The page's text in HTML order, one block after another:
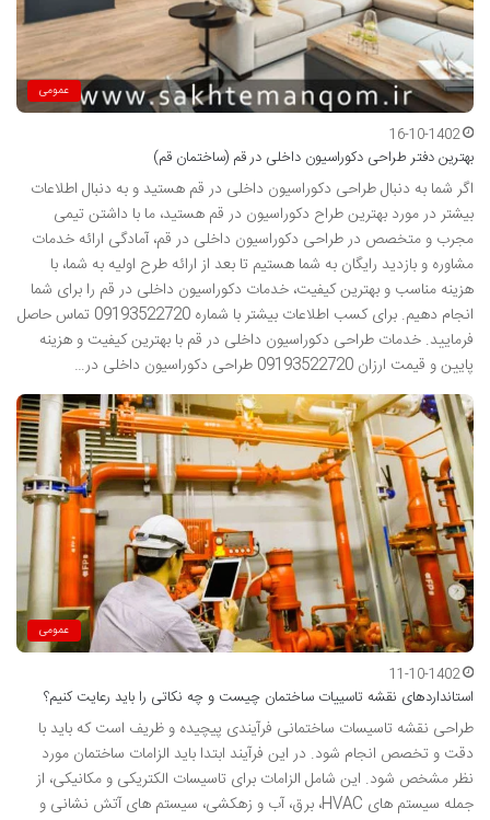
عمومی
16-10-1402
بهترین دفتر طراحی دکوراسیون داخلی در قم (ساختمان قم)
اگر شما به دنبال طراحی دکوراسیون داخلی در قم هستید و به دنبال اطلاعات
بیشتر در مورد بهترین طراح دکوراسیون در قم هستید، ما با داشتن تیمی
مجرب و متخصص در طراحی دکوراسیون داخلی در قم، آمادگی ارائه خدمات
مشاوره و بازدید رایگان به شما هستیم تا بعد از ارائه طرح اولیه به شما، با
هزینه مناسب و بهترین کیفیت، خدمات دکوراسیون داخلی در قم را برای شما
انجام دهیم. برای کسب اطلاعات بیشتر با شماره 09193522720 تماس حاصل
فرمایید. خدمات طراحی دکوراسیون داخلی در قم با بهترین کیفیت و هزینه
پایین و قیمت ارزان 09193522720 طراحی دکوراسیون داخلی در…
عمومی
11-10-1402
استانداردهای نقشه تاسییات ساختمان چیست و چه نکاتی را باید رعایت کنیم؟
طراحی نقشه تاسیسات ساختمانی فرآیندی پیچیده و ظریف است که باید با
دقت و تخصص انجام شود. در این فرآیند ابتدا باید الزامات ساختمان مورد
نظر مشخص شود. این شامل الزامات برای تاسیسات الکتریکی و مکانیکی، از
جمله سیستم های HVAC، برق، آب و زهکشی، سیستم های آتش نشانی و